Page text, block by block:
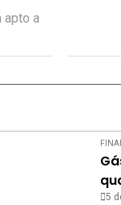
apto a
5